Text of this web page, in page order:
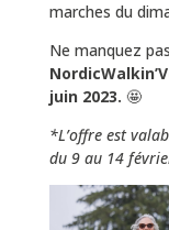
marches du
Ne manquez
juin 2023. 🤩
*L’offre est
du 9 au 14